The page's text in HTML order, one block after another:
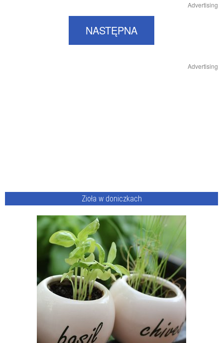
Advertising
NASTĘPNA
Advertising
Zioła w doniczkach